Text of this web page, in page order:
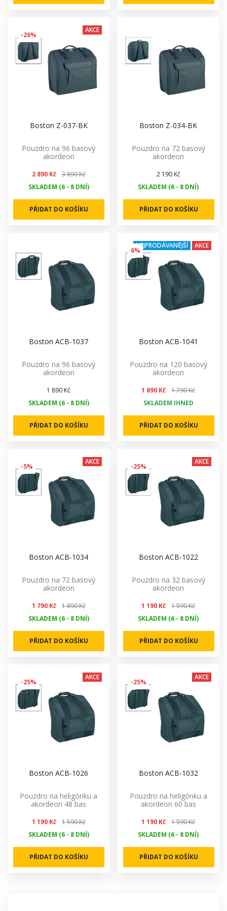
-26%
AKCE
Boston Z-037-BK
Pouzdro na 96 basový
akordeon
2 890 Kč
3 890 Kč
SKLADEM (6 - 8 DNÍ)
PŘIDAT DO KOŠÍKU
Boston Z-034-BK
Pouzdro na 72 basový
akordeon
2 190 Kč
SKLADEM (6 - 8 DNÍ)
PŘIDAT DO KOŠÍKU
Boston ACB-1037
Pouzdro na 96 basový
akordeon
1 890 Kč
SKLADEM (6 - 8 DNÍ)
PŘIDAT DO KOŠÍKU
6%
NEJPRODÁVANĚJŠÍ AKCE
Boston ACB-1041
Pouzdro na 120 basový
akordeon
1 890 Kč
1 790 Kč
SKLADEM IHNED
PŘIDAT DO KOŠÍKU
-5%
AKCE
Boston ACB-1034
Pouzdro na 72 basový
akordeon
1 790 Kč
1 890 Kč
SKLADEM (6 - 8 DNÍ)
PŘIDAT DO KOŠÍKU
-25%
AKCE
Boston ACB-1022
Pouzdro na 32 basový
akordeon
1 190 Kč
1 590 Kč
SKLADEM (6 - 8 DNÍ)
PŘIDAT DO KOŠÍKU
-25%
AKCE
Boston ACB-1026
Pouzdro na heligónku a
akordeon 48 bas
1 190 Kč
1 590 Kč
SKLADEM (6 - 8 DNÍ)
PŘIDAT DO KOŠÍKU
-25%
AKCE
Boston ACB-1032
Pouzdro na heligónku a
akordeon 60 bas
1 190 Kč
1 590 Kč
SKLADEM (6 - 8 DNÍ)
PŘIDAT DO KOŠÍKU